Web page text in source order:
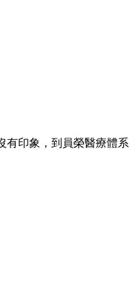
有印象，到員榮醫療體系